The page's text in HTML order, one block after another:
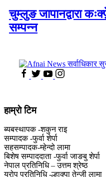
चुम्लुङ जापानद्वारा
सम्पन्न
हाम्राे टिम
ब्यबस्थापक -शकुन राइ
सम्पादक -फुर्वा शेर्पा
सहसम्पादक-म्हेन्दो लामा
‍बिशेष सम्पाददाता -फुर्वा जा‌ङबु शेर्पा
नेपाल प्रतिनिधि – उत्तम श्रेष्ठ
युरोप प्रतिनिधि -ल्हाक्पा तेन्जी लामा